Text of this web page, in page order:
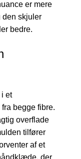
er mere
den skjuler
bedre.
et
begge fibre.
overflade
tilfører
af et